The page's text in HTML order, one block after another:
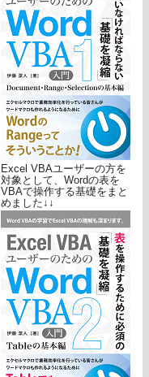
Excel VBAユーザーの方を
対象として、Wordの表を
VBAで操作する基礎をまと
めました↓↓